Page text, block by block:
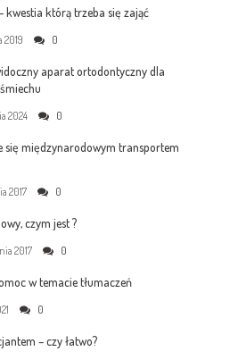
kwestia którą trzeba się zająć
2019 0
aparat ortodontyczny dla
2024 0
się międzynarodowym transportem
2017 0
czym jest ?
2017 0
w temacie tłumaczeń
0
– czy łatwo?